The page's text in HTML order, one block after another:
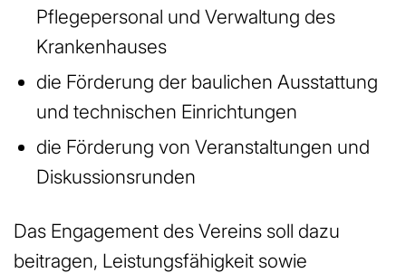
Pflegepersonal und Verwaltung des
Krankenhauses
die Förderung der baulichen Ausstattung
und technischen Einrichtungen
die Förderung von Veranstaltungen und
Diskussionsrunden
Das Engagement des Vereins soll dazu
beitragen, Leistungsfähigkeit sowie